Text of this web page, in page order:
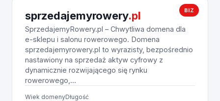
BIZ
sprzedajemyrowery.pl
SprzedajemyRowery.pl – Chwytliwa domena dla
e-sklepu i salonu rowerowego. Domena
sprzedajemyrowery.pl to wyrazisty, bezpośrednio
nastawiony na sprzedaż aktyw cyfrowy z
dynamicznie rozwijającego się rynku
rowerowego,...
Wiek domenyDługość